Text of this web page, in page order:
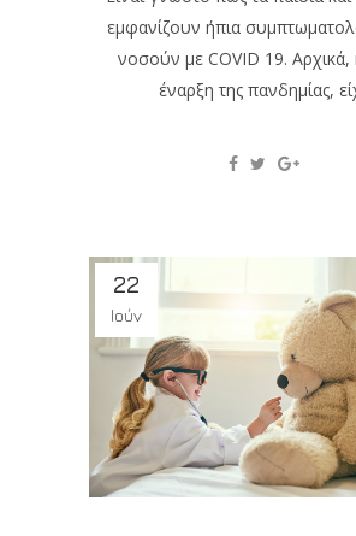
εμφανίζουν ήπια
νοσούν με COVID 19. Αρχικά,
έναρξη της πανδημίας,
22
Ιούν